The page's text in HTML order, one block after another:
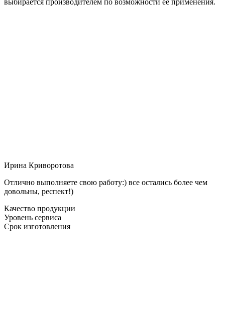
Ирина Криворотова
Отлично выполняете свою работу:) все остались более чем
довольны, респект!)
Качество продукции
Уровень сервиса
Срок изготовления